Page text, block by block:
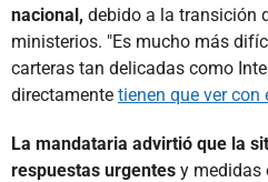
nacional, debido a la transición
ministerios. "Es mucho más
carteras tan delicadas como
directamente tienen que ver con
La mandataria advirtió que la
respuestas urgentes y medidas